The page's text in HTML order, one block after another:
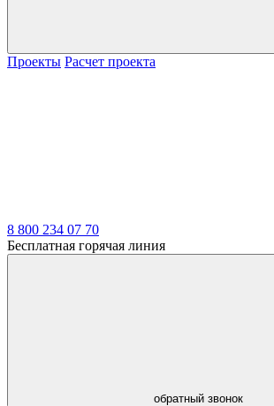
Проекты Расчет проекта
8 800 234 07 70
Бесплатная горячая линия
обратный звонок